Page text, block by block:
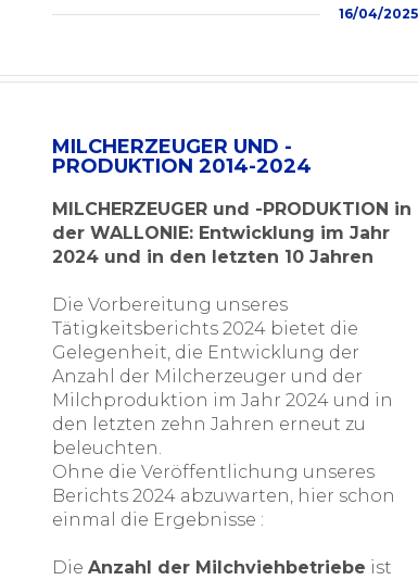
16/04/2025
MILCHERZEUGER UND -
PRODUKTION 2014-2024
MILCHERZEUGER und -PRODUKTION in
der WALLONIE: Entwicklung im Jahr
2024 und in den letzten 10 Jahren
Die Vorbereitung unseres
Tätigkeitsberichts 2024 bietet die
Gelegenheit, die Entwicklung der
Anzahl der Milcherzeuger und der
Milchproduktion im Jahr 2024 und in
den letzten zehn Jahren erneut zu
beleuchten.
Ohne die Veröffentlichung unseres
Berichts 2024 abzuwarten, hier schon
einmal die Ergebnisse :
Die Anzahl der Milchviehbetriebe ist